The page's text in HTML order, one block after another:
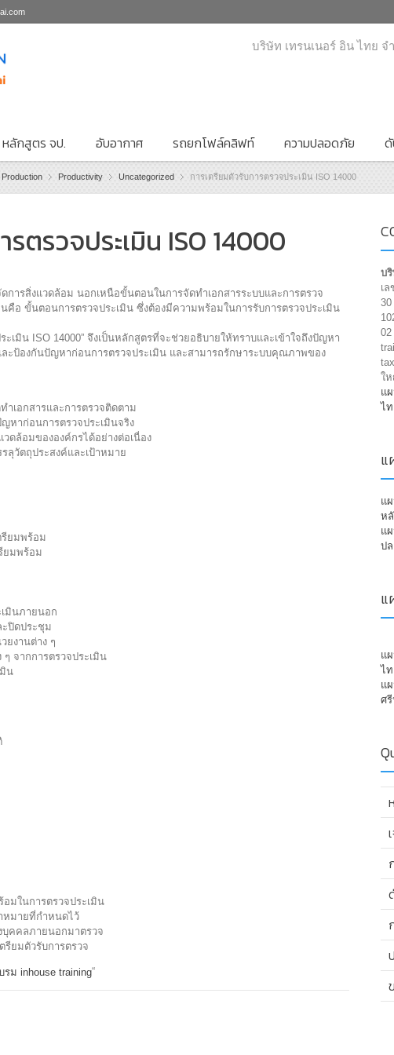
บริษัท เทรนเนอร์ อิน ไทย จ
หลักสูตร จป. อับอากาศ รถยกโฟล์คลิฟท์ ความปลอดภัย
Production Productivity Uncategorized การเตรียมตัวรับการตรวจประเมิน ISO 14000
ตรวจประเมิน ISO 14000
ารสิ่งแวดล้อม นอกเหนือขั้นตอนในการจัดทำเอกสารระบบและการตรวจ
อ ขั้นตอนการตรวจประเมิน ซึ่งต้องมีความพร้อมในการรับการตรวจประเมิน
ะเมิน ISO 14000” จึงเป็นหลักสูตรที่จะช่วยอธิบายให้ทราบและเข้าใจถึงปัญหา
ละป้องกันปัญหาก่อนการตรวจประเมิน และสามารถรักษาระบบคุณภาพของ
ำเอกสารและการตรวจติดตาม
หาก่อนการตรวจประเมินจริง
ดล้อมขององค์กรได้อย่างต่อเนื่อง
ลุวัตถุประสงค์และเป้าหมาย
รียมพร้อม
ยมพร้อม
เมินภายนอก
ะปิดประชุม
ยงานต่าง ๆ
จากการตรวจประเมิน
น
มในการตรวจประเมิน
หมายที่กำหนดไว้
บุคคลภายนอกมาตรวจ
ยมตัวรับการตรวจ
“
บ
เ
30
02
ใ
แ
ไ
แ
แ
ห
แ
ป
แ
แ
ไ
แ
ศ